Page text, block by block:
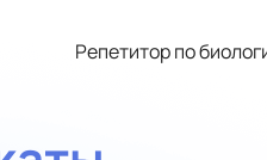
Репетитор по